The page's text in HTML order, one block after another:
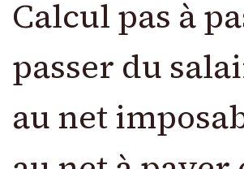
Calcul pas à
passer du
au net